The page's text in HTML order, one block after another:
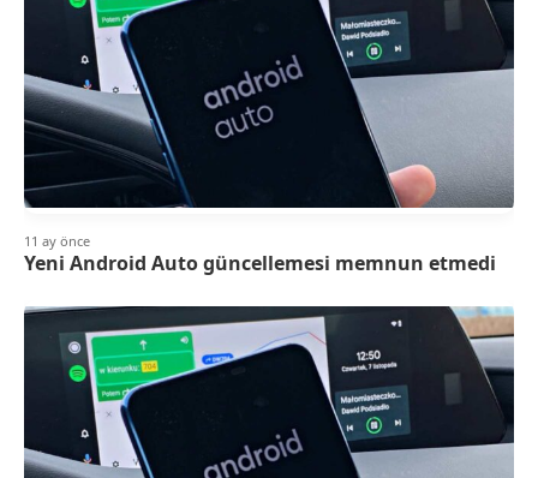
11 ay önce
Yeni Android Auto güncellemesi memnun etmedi